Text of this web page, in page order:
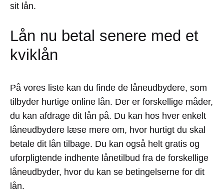
sit lån.
Lån nu betal senere med et
kviklån
På vores liste kan du finde de låneudbydere, som
tilbyder hurtige online lån. Der er forskellige måder,
du kan afdrage dit lån på. Du kan hos hver enkelt
låneudbydere læse mere om, hvor hurtigt du skal
betale dit lån tilbage. Du kan også helt gratis og
uforpligtende indhente lånetilbud fra de forskellige
låneudbyder, hvor du kan se betingelserne for dit
lån.